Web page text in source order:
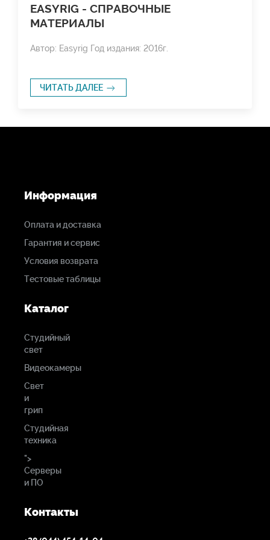
EASYRIG - СПРАВОЧНЫЕ
МАТЕРИАЛЫ
Автор: Easyrig Год издания: 2016г.
ЧИТАТЬ ДАЛЕЕ
Информация
Оплата и доставка
Гарантия и сервис
Условия возврата
Тестовые таблицы
Каталог
Студийный
свет
Видеокамеры
Свет
и
грип
Студийная
техника
">
Серверы
и ПО
Контакты